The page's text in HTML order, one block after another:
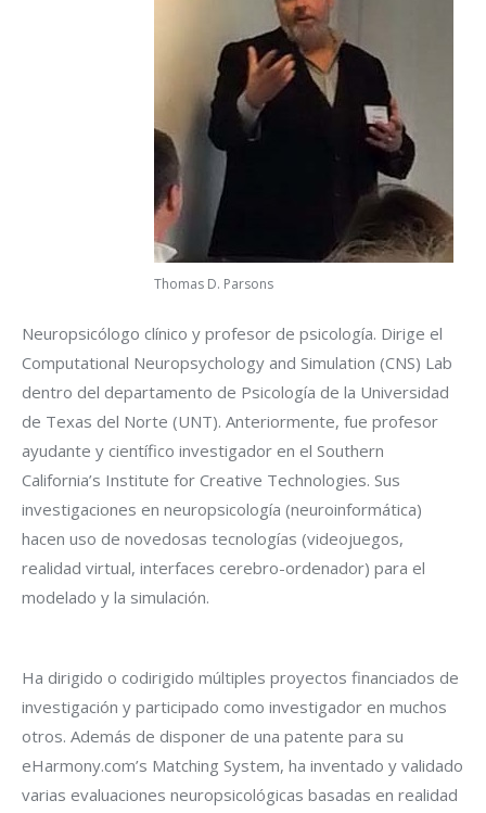
Thomas D. Parsons
Neuropsicólogo clínico y profesor de psicología. Dirige el
Computational Neuropsychology and Simulation (CNS) Lab
dentro del departamento de Psicología de la Universidad
de Texas del Norte (UNT). Anteriormente, fue profesor
ayudante y científico investigador en el Southern
California’s Institute for Creative Technologies. Sus
investigaciones en neuropsicología (neuroinformática)
hacen uso de novedosas tecnologías (videojuegos,
realidad virtual, interfaces cerebro-ordenador) para el
modelado y la simulación.
Ha dirigido o codirigido múltiples proyectos financiados de
investigación y participado como investigador en muchos
otros. Además de disponer de una patente para su
eHarmony.com’s Matching System, ha inventado y validado
varias evaluaciones neuropsicológicas basadas en realidad